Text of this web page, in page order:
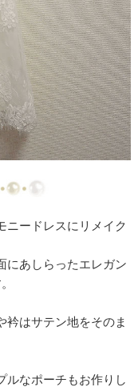
お宮参りケープ
ボンのベビード
ーリボンのベビ
ルのベビードレ
ベビードレスⅠ
ベビードレスⅡ
ルのふんわりベ
メイクのベビー
ニードレスにリメイク
にあしらったエレガン
衿はサテン地をそのま
ルなポーチもお作りし